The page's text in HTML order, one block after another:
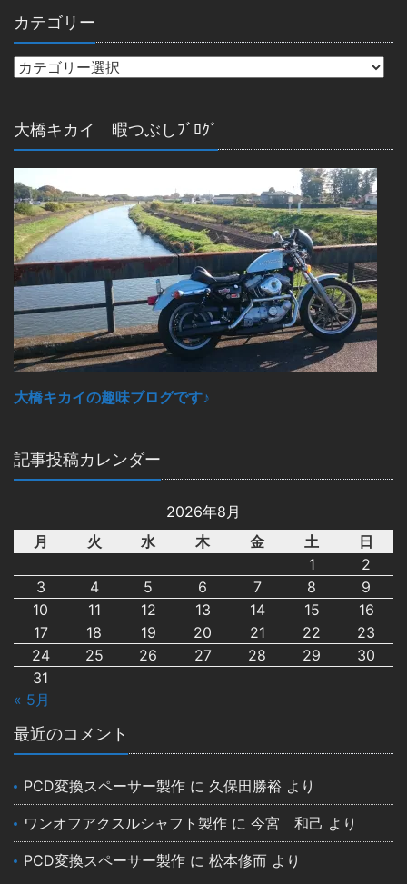
カテゴリー
大橋キカイ 暇つぶしﾌﾞﾛｸﾞ
大橋キカイの趣味ブログです♪
記事投稿カレンダー
2026年8月
月
火 水 木 金 土
日
1
2
3
4 5 6 7 8
9
10
11 12 13 14 15
16
17
18 19 20 21 22
23
24
25 26 27 28 29
30
31
« 5月
最近のコメント
PCD変換スペーサー製作 に 久保田勝裕 より
ワンオフアクスルシャフト製作 に今宮 和己 より
PCD変換スペーサー製作 に松本修而 より